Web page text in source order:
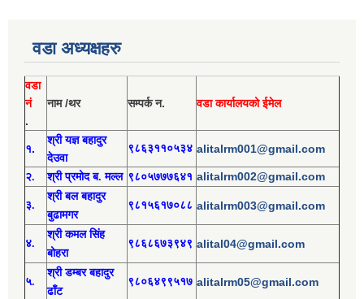
वडा अध्यक्षहरु
वडा
नं
.
नाम /थर सम्पर्क न. वडा कार्यालयको ईमेल
१.
श्री यज्ञ बहादुर
देउवा
९८६३११०५३४ alitalrm001@gmail.com
२. श्रीप्रमोदब. मल्ल ९८०५७७७६४१ alitalrm002@gmail.com
३.
श्रीबल बहादुर
बुढामगर
९८१५६१७०८८ alitalrm003@gmail.com
४.
श्री कमल सिंह
बोहरा
९८६८६७३९४९ alital04@gmail.com
५.
श्री डम्बर बहादुर
ढाँट
९८०६४९९५१७ alitalrm05@gmail.com